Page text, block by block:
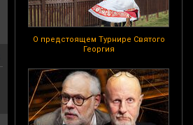
О предстоящем Турнире Святого
Георгия